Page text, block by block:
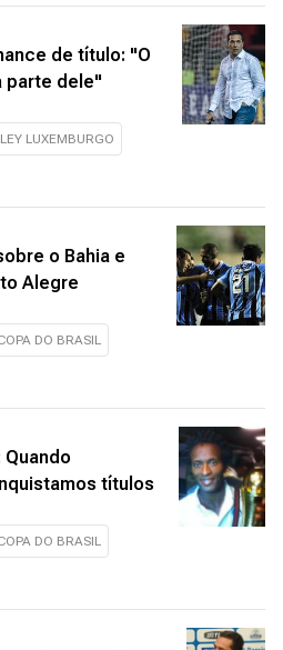
de título: "O
parte dele"
LUXEMBURGO
o Bahia e
Alegre
DO BRASIL
títulos
DO BRASIL